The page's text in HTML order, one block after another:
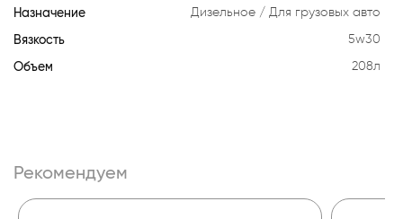
Назначение Дизельное Для грузовых авто
Вязкость 5w30
Объем 208л
Рекомендуем